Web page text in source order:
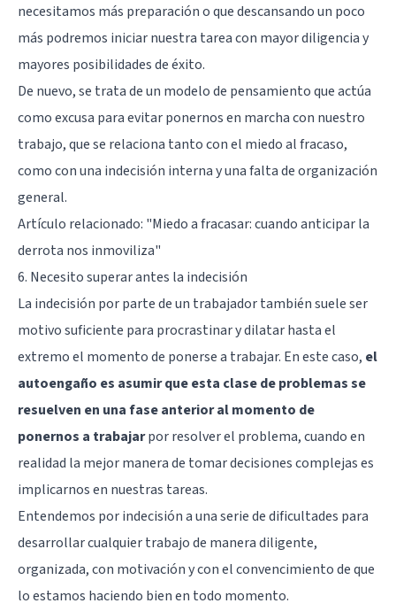
necesitamos más preparación o que descansando un poco
más podremos iniciar nuestra tarea con mayor diligencia y
mayores posibilidades de éxito.
De nuevo, se trata de un modelo de pensamiento que actúa
como excusa para evitar ponernos en marcha con nuestro
trabajo, que se relaciona tanto con el miedo al fracaso,
como con una indecisión interna y una falta de organización
general.
Artículo relacionado: "Miedo a fracasar: cuando anticipar la
derrota nos inmoviliza"
6. Necesito superar antes la indecisión
La indecisión por parte de un trabajador también suele ser
motivo suficiente para procrastinar y dilatar hasta el
extremo el momento de ponerse a trabajar. En este caso, el
autoengaño es asumir que esta clase de problemas se
resuelven en una fase anterior al momento de
ponernos a trabajarpor resolver el problema, cuando en
realidad la mejor manera de tomar decisiones complejas es
implicarnos en nuestras tareas.
Entendemos por indecisión a una serie de dificultades para
desarrollar cualquier trabajo de manera diligente,
organizada, con motivación y con el convencimiento de que
lo estamos haciendo bien en todo momento.